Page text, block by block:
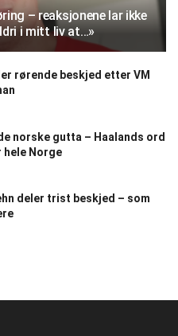
– reaksjonene lar ikke
i mitt liv at…»
rørende beskjed etter VM
norske gutta – Haalands ord
Norge
deler trist beskjed – som